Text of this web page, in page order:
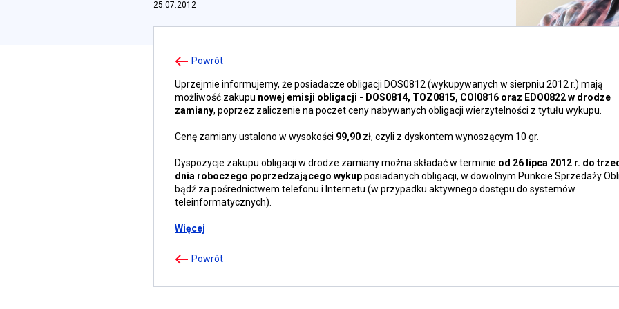
25.07.2012
Powrót
Uprzejmie informujemy, że posiadacze obligacji DOS0812 (wykupywanych w sierpniu 2012 r.) mają
możliwość zakupu nowej emisji obligacji - DOS0814, TOZ0815, COI0816 oraz EDO0822 w drodze
zamiany, poprzez zaliczenie na poczet ceny nabywanych obligacji wierzytelności z tytułu wykupu.
Cenę zamiany ustalono w wysokości 99,90 zł, czyli z dyskontem wynoszącym 10 gr.
Dyspozycje zakupu obligacji w drodze zamiany można składać w terminie od 26 lipca 2012 r. do
dnia roboczego poprzedzającego wykupposiadanych obligacji, w dowolnym Punkcie Sprzedaży
bądź za pośrednictwem telefonu i Internetu (w przypadku aktywnego dostępu do systemów
teleinformatycznych).
Więcej
Powrót